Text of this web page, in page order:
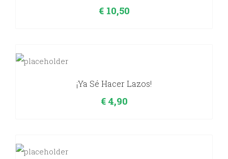
€10,50
¡Ya Sé Hacer Lazos!
€4,90